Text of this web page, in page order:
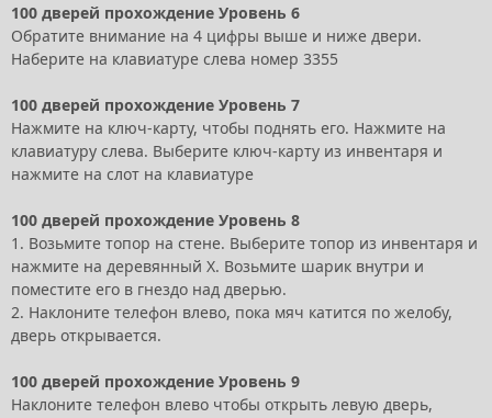
100 дверей прохождение Уровень 6
Обратите внимание на 4 цифры выше и ниже двери.
Наберите на клавиатуре слева номер 3355
100 дверей прохождение Уровень 7
Нажмите на ключ-карту, чтобы поднять его. Нажмите на
клавиатуру слева. Выберите ключ-карту из инвентаря и
нажмите на слот на клавиатуре
100 дверей прохождение Уровень 8
1. Возьмите топор на стене. Выберите топор из инвентаря и
нажмите на деревянный X. Возьмите шарик внутри и
поместите его в гнездо над дверью.
2. Наклоните телефон влево, пока мяч катится по желобу,
дверь открывается.
100 дверей прохождение Уровень 9
Наклоните телефон влево чтобы открыть левую дверь,